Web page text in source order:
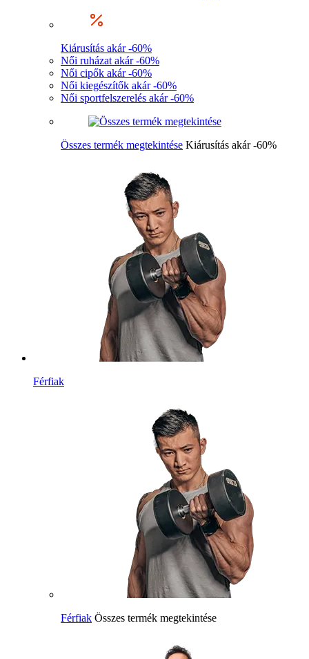
Kiárusítás akár -60%
Női ruházat akár -60%
Női cipők akár -60%
Női kiegészítők akár -60%
Női sportfelszerelés akár -60%
Összes termék megtekintése Kiárusítás akár -60%
Férfiak
Férfiak Összes termék megtekintése